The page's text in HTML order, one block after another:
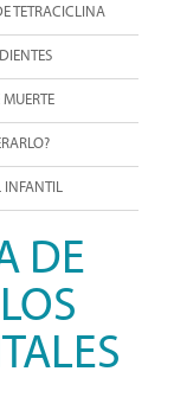
TETRACICLINA
INFANTIL
DE